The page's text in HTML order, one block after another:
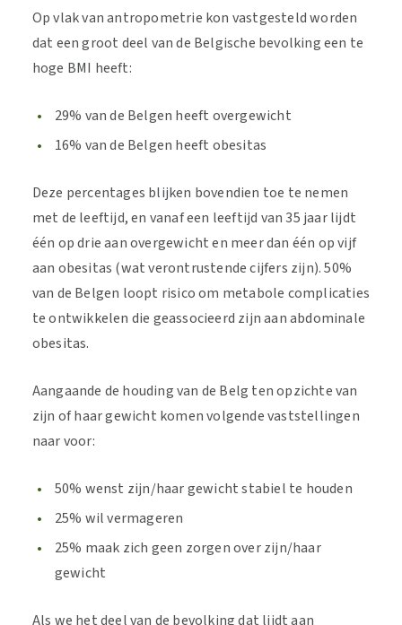
Op vlak van antropometrie kon vastgesteld worden
dat een groot deel van de Belgische bevolking een te
hoge BMI heeft:
29% van de Belgen heeft overgewicht
16% van de Belgen heeft obesitas
Deze percentages blijken bovendien toe te nemen
met de leeftijd, en vanaf een leeftijd van 35 jaar lijdt
één op drie aan overgewicht en meer dan één op vijf
aan obesitas (wat verontrustende cijfers zijn). 50%
van de Belgen loopt risico om metabole complicaties
te ontwikkelen die geassocieerd zijn aan abdominale
obesitas.
Aangaande de houding van de Belg ten opzichte van
zijn of haar gewicht komen volgende vaststellingen
naar voor:
50% wenst zijn/haar gewicht stabiel te houden
25% wil vermageren
25% maak zich geen zorgen over zijn/haar
gewicht
Als we het deel van de bevolking dat lijdt aan